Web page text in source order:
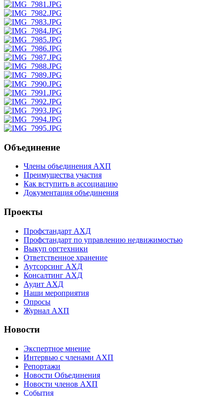
Объединение
Члены объединения АХП
Преимущества участия
Как вступить в ассоциацию
Документация объединения
Проекты
Профстандарт АХД
Профстандарт по управлению недвижимостью
Выкуп оргтехники
Ответственное хранение
Аутсорсинг АХД
Консалтинг АХД
Аудит АХД
Наши мероприятия
Опросы
Журнал АХП
Новости
Экспертное мнение
Интервью с членами АХП
Репортажи
Новости Объединения
Новости членов АХП
События